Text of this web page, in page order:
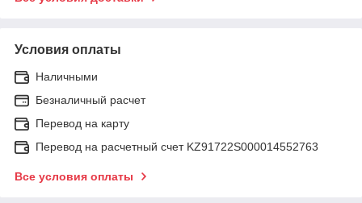
Условия оплаты
Наличными
Безналичный расчет
Перевод на карту
Перевод на расчетный счет KZ91722S000014552763
Все условия оплаты